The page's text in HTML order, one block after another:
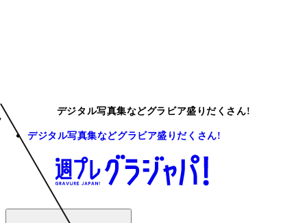
デジタル写真集などグラビア盛りだくさん!
デジタル写真集などグラビア盛りだくさん!